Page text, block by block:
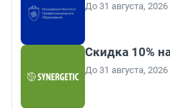
До 31 августа, 2026
Скидка 10%
До 31 августа, 2026